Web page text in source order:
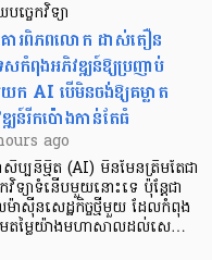
ច្ចេកវិទ្យា
ារពិភពលោក ដាស់តឿន
សកំពុងអភិវឌ្ឍន៍ឱ្យប្រញាប់
ក AI បើមិនចង់ឱ្យគម្លាត
ឍន៍រីកប៉ោងកាន់តែធំ
ago
សិប្បនិម្មិត (AI) មិនមែនត្រឹមតែជា
កវិទ្យាទំនើបមួយនោះទេ ប៉ុន្តែជា
ម៉ាស៊ីនសេដ្ឋកិច្ចថ្មីមួយ ដែលកំពុង
មតម្លៃយ៉ាងមហាសាលដល់សេ…